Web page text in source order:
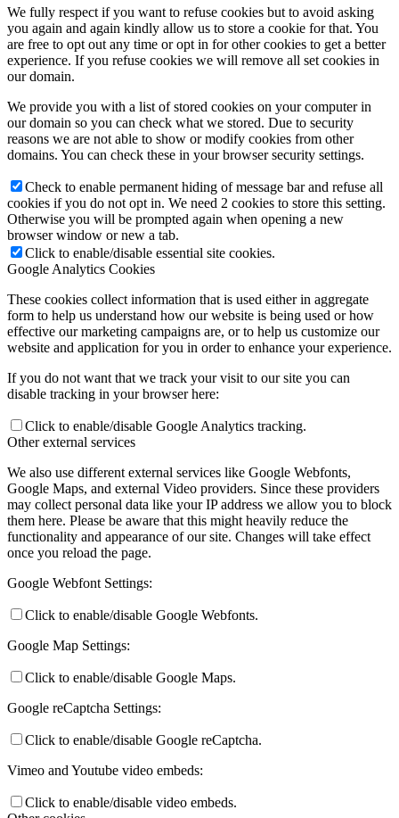
We fully respect if you want to refuse cookies but to avoid asking
you again and again kindly allow us to store a cookie for that. You
are free to opt out any time or opt in for other cookies to get a better
experience. If you refuse cookies we will remove all set cookies in
our domain.
We provide you with a list of stored cookies on your computer in
our domain so you can check what we stored. Due to security
reasons we are not able to show or modify cookies from other
domains. You can check these in your browser security settings.
Check to enable permanent hiding of message bar and refuse all
cookies if you do not opt in. We need 2 cookies to store this setting.
Otherwise you will be prompted again when opening a new
browser window or new a tab.
Click to enable/disable essential site cookies.
Google Analytics Cookies
These cookies collect information that is used either in aggregate
form to help us understand how our website is being used or how
effective our marketing campaigns are, or to help us customize our
website and application for you in order to enhance your experience.
If you do not want that we track your visit to our site you can
disable tracking in your browser here:
Click to enable/disable Google Analytics tracking.
Other external services
We also use different external services like Google Webfonts,
Google Maps, and external Video providers. Since these providers
may collect personal data like your IP address we allow you to block
them here. Please be aware that this might heavily reduce the
functionality and appearance of our site. Changes will take effect
once you reload the page.
Google Webfont Settings:
Click to enable/disable Google Webfonts.
Google Map Settings:
Click to enable/disable Google Maps.
Google reCaptcha Settings:
Click to enable/disable Google reCaptcha.
Vimeo and Youtube video embeds:
Click to enable/disable video embeds.